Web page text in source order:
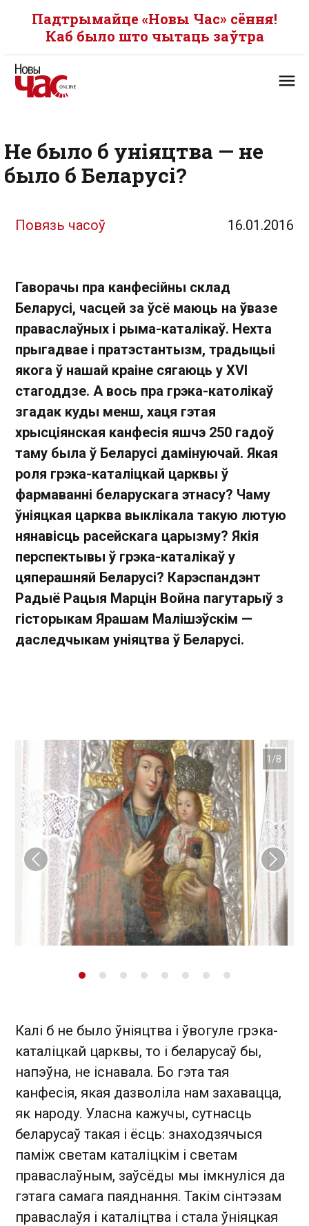
Падтрымайце «Новы Час» сёння!
Каб было што чытаць заўтра
Не было б уніяцтва — не
было б Беларусі?
Повязь часоў 16.01.2016
Гаворачы пра канфесійны склад
Беларусі, часцей за ўсё маюць на ўвазе
праваслаўных і рыма-каталікаў. Нехта
прыгадвае і пратэстантызм, традыцыі
якога ў нашай краіне сягаюць у XVI
стагоддзе. А вось пра грэка-католікаў
згадак куды менш, хаця гэтая
хрысціянская канфесія яшчэ 250 гадоў
таму была ў Беларусі дамінуючай. Якая
роля грэка-каталіцкай царквы ў
фармаванні беларускага этнасу? Чаму
ўніяцкая царква выклікала такую лютую
нянавісць расейскага царызму? Якія
перспектывы ў грэка-каталікаў у
цяперашняй Беларусі? Карэспандэнт
Радыё Рацыя Марцін Война пагутарыў з
гісторыкам Ярашам Малішэўскім —
даследчыкам уніяцтва ў Беларусі.
Папярэдні слайд
Калі б не было ўніяцтва і ўвогуле грэка-
каталіцкай царквы, то і беларусаў бы,
напэўна, не існавала. Бо гэта тая
канфесія, якая дазволіла нам захавацца,
як народу. Уласна кажучы, сутнасць
беларусаў такая і ёсць: знаходзячыся
паміж светам каталіцкім і светам
праваслаўным, заўсёды мы імкнуліся да
гэтага самага паяднання. Такім сінтэзам
праваслаўя і каталіцтва і стала ўніяцкая